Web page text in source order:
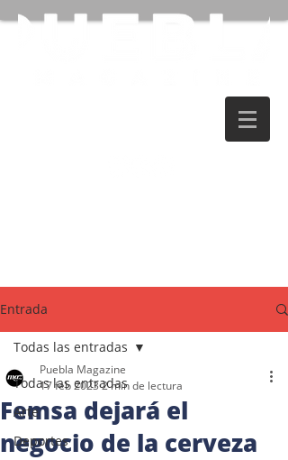
Entrada
Todas las entradas
Arte
Deportes
Todas las entradas
Femsa dejará el
negocio de la cerveza
Puebla Magazine
17 feb 20232 min de lectura